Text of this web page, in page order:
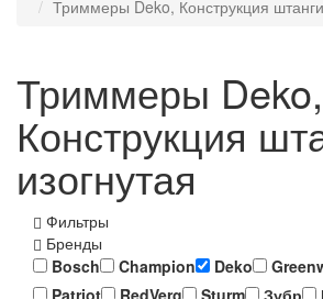
Триммеры Deko, Конструкция штанги
Триммеры Deko,
Конструкция
изогнутая
Фильтры
Бренды
Bosch
Champion Deko